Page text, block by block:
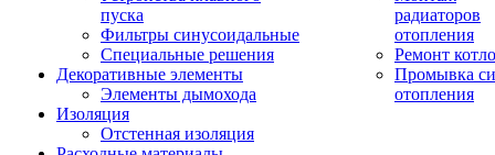
пуска
Фильтры синусоидальные
Специальные решения
Декоративные элементы
Элементы дымохода
Изоляция
Отстенная изоляция
радиаторов
отопления
Ремонт
Промывка
отопления